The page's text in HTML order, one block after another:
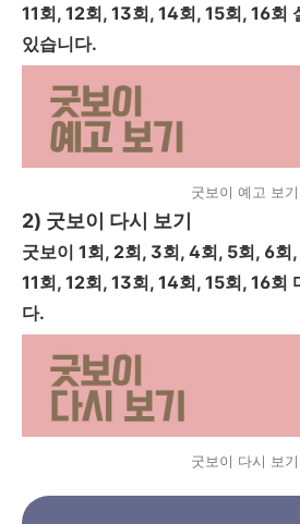
11회, 12회, 13회, 14회, 15회, 16회
있습니다.
굿보이 예고 보기
2) 굿보이 다시 보기
굿보이 1회, 2회, 3회, 4회, 5회, 6
11회, 12회, 13회, 14회, 15회, 16회
다.
굿보이 다시 보기